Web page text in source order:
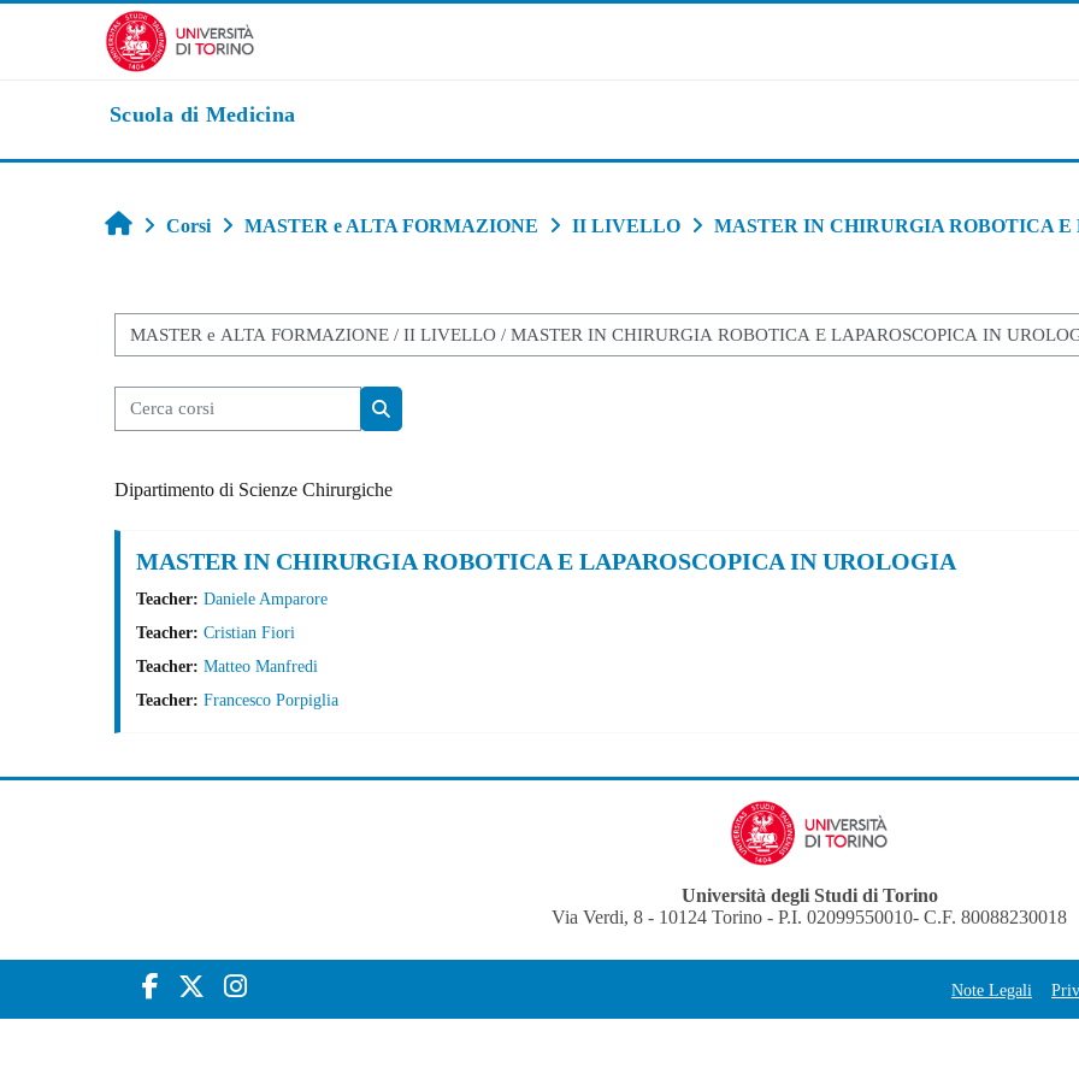
Vai al contenuto principale
Scuola di Medicina
Home
Corsi MASTER e ALTA FORMAZIONE II LIVELLO MASTER IN CHIRURGIA ROBOTICA
Categorie di corso
Cerca corsi
Dipartimento di Scienze Chirurgiche
MASTER IN CHIRURGIA ROBOTICA E LAPAROSCOPICA IN UROLOGIA
Teacher: Daniele Amparore
Teacher: Cristian Fiori
Teacher: Matteo Manfredi
Teacher: Francesco Porpiglia
Università degli Studi di Torino
Via Verdi, 8 - 10124 Torino - P.I. 02099550010- C.F. 80088230018
Note Legali